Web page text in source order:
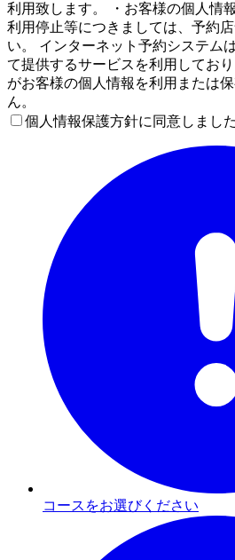
利用致します。 ・お客様の個人情
利用停止等につきましては、予約
い。 インターネット予約システム
て提供するサービスを利用してお
がお客様の個人情報を利用または
ん。
個人情報保護方針に同意しました
コースをお選びください